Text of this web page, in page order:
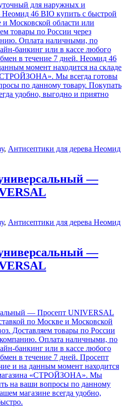
для наружных и
46 BIO купить с быстрой
и Московской области или
товары по России через
Оплата наличными, по
банкинг или в кассе любого
в течение 7 дней. Неомид 46
момент находится на складе
Мы всегда готовы
по данному товару. Покупать
удобно, выгодно и приятно
, Антисептики для дерева Неомид
—
, Антисептики для дерева Неомид
—
— Просепт UNIVERSAL
по Москве и Московской
Доставляем товары по России
компанию. Оплата наличными, по
банкинг или в кассе любого
в течение 7 дней. Просепт
и на данным момент находится
магазина «СТРОЙЗОНА». Мы
на ваши вопросы по данному
магазине всегда удобно,